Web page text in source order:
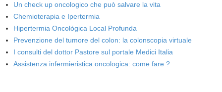
Un check up oncologico che può salvare la vita
Chemioterapia e Ipertermia
Hipertermia Oncológica Local Profunda
Prevenzione del tumore del colon: la colonscopia virtuale
I consulti del dottor Pastore sul portale Medici Italia
Assistenza infermieristica oncologica: come fare ?